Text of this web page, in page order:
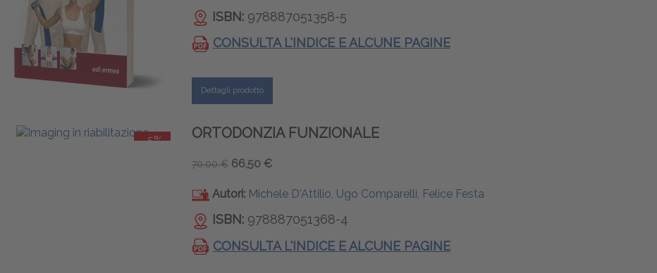
ISBN: 978887051358-5
CONSULTA L'INDICE E ALCUNE PAGINE
Dettagli prodotto
-5% ORTODONZIA FUNZIONALE
70,00 € 66,50 €
Autori: Michele D'Attilio, Ugo Comparelli, Felice Festa
ISBN: 978887051368-4
CONSULTA L'INDICE E ALCUNE PAGINE